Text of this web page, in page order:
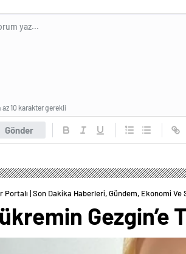
Gönder
az 10 karakter gerekli
Portalı | Son Dakika Haberleri, Gündem, Ekonomi Ve